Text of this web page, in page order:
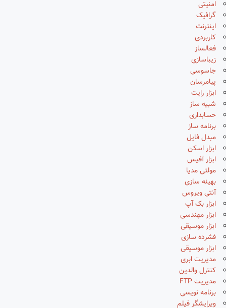
امنیتی
گرافیک
اینترنت
کاربردی
فعالساز
زیباسازی
جاسوسی
پیامرسان
ابزار رایت
شبیه ساز
حسابداری
برنامه ساز
مبدل فایل
ابزار اسکن
ابزار آفیس
مولتی مدیا
بهینه سازی
آنتی ویروس
ابزار بک آپ
ابزار مهندسی
ابزار موسیقی
فشرده سازی
ابزار موسیقی
مدیریت ابری
کنترل والدین
مدیریت FTP
برنامه نویسی
ویرایشگر فیلم